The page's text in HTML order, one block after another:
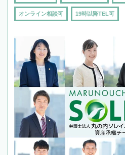
オンライン相談可 19時以降TEL可